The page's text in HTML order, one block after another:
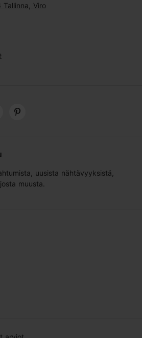
Viro
uusista nähtävyyksistä,
muusta.